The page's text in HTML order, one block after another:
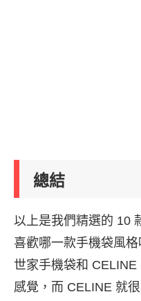
總結
以上是我們精選的 10
喜歡哪一款手機袋風
世家手機袋和
感覺，而 CELINE 就